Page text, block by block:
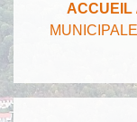
ACCUEIL